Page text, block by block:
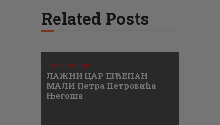
Related Posts
Занимљивости
ЛАЖНИ ЦАР ШЋЕПАН
МАЛИ Петра Петровића
Његоша